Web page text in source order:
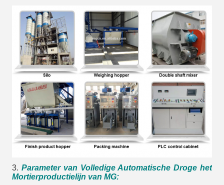
3. Parameter van Volledige Automatische Droge het
Mortierproductielijn van MG: